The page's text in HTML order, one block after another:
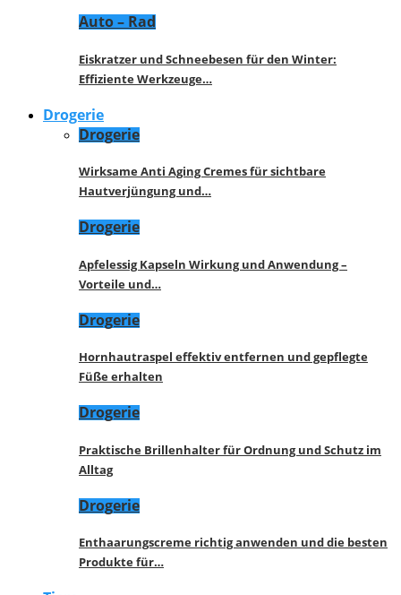
Auto – Rad
Eiskratzer und Schneebesen für den Winter:
Effiziente Werkzeuge…
Drogerie
Drogerie
Wirksame Anti Aging Cremes für sichtbare
Hautverjüngung und…
Drogerie
Apfelessig Kapseln Wirkung und Anwendung –
Vorteile und…
Drogerie
Hornhautraspel effektiv entfernen und gepflegte
Füße erhalten
Drogerie
Praktische Brillenhalter für Ordnung und Schutz im
Alltag
Drogerie
Enthaarungscreme richtig anwenden und die besten
Produkte für…